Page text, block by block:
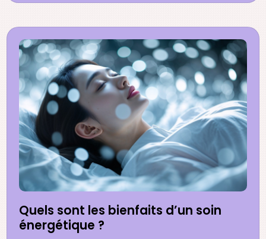
Quels sont les bienfaits d’un soin
énergétique ?